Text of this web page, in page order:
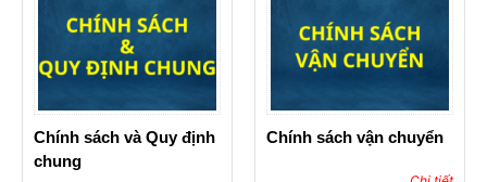
Chính sách và Quy định
chung
Chính sách vận chuyển